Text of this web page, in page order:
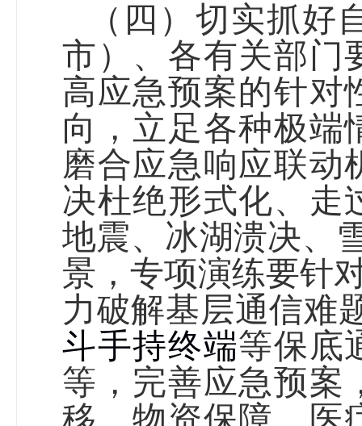
（四）切实抓
市） 、各有关部门
高应急预案的针对
向，立足各种极端
磨合应急响应联动
决杜绝形式化、走
地震、冰湖溃决、
景，专项演练要针
力破解基层通信难
斗手持终端等保底
等，完善应急预案